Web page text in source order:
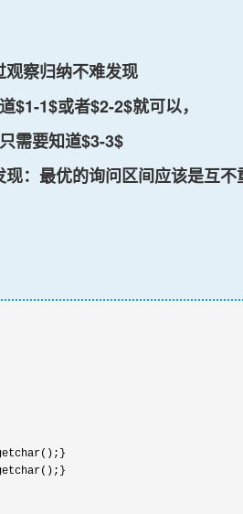
察归纳不难发现
$1-1$或者$2-2$就可以，
需要知道$3-3$
：最优的询问区间应该是互不